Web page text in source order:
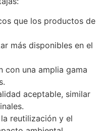
que los productos de
más disponibles en el
con una amplia gama
aceptable, similar
reutilización y el